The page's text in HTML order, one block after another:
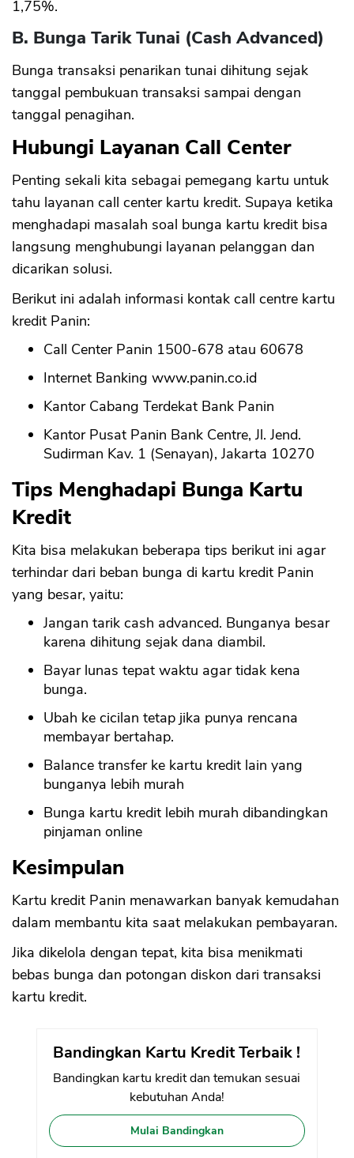
1,75%.
B. Bunga Tarik Tunai (Cash Advanced)
Bunga transaksi penarikan tunai dihitung sejak
tanggal pembukuan transaksi sampai dengan
tanggal penagihan.
Hubungi Layanan Call Center
Penting sekali kita sebagai pemegang kartu untuk
tahu layanan call center kartu kredit. Supaya ketika
menghadapi masalah soal bunga kartu kredit bisa
langsung menghubungi layanan pelanggan dan
dicarikan solusi.
Berikut ini adalah informasi kontak call centre kartu
kredit Panin:
Call Center Panin 1500-678 atau 60678
Internet Banking www.panin.co.id
Kantor Cabang Terdekat Bank Panin
Kantor Pusat Panin Bank Centre, Jl. Jend.
Sudirman Kav. 1 (Senayan), Jakarta 10270
Tips Menghadapi Bunga Kartu
Kredit
Kita bisa melakukan beberapa tips berikut ini agar
terhindar dari beban bunga di kartu kredit Panin
yang besar, yaitu:
Jangan tarik cash advanced. Bunganya besar
karena dihitung sejak dana diambil.
Bayar lunas tepat waktu agar tidak kena
bunga.
Ubah ke cicilan tetap jika punya rencana
membayar bertahap.
Balance transfer ke kartu kredit lain yang
bunganya lebih murah
Bunga kartu kredit lebih murah dibandingkan
pinjaman online
Kesimpulan
Kartu kredit Panin menawarkan banyak kemudahan
dalam membantu kita saat melakukan pembayaran.
Jika dikelola dengan tepat, kita bisa menikmati
bebas bunga dan potongan diskon dari transaksi
kartu kredit.
Bandingkan Kartu Kredit Terbaik !
Bandingkan kartu kredit dan temukan sesuai
kebutuhan Anda!
Mulai Bandingkan